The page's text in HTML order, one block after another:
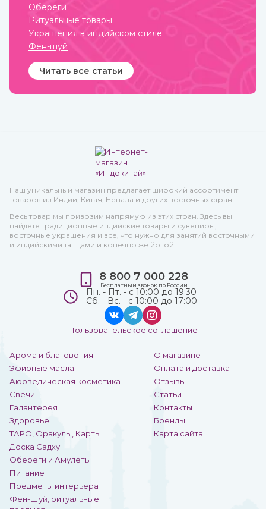
украшения вы можете в
интернет-магазине
Обереги
Ритуальные товары
Украшения в индийском стиле
Фен-шуй
Читать все статьи
Наш уникальный магазин предлагает широкий ассортимент
товаров из Индии, Китая, Непала и других восточных стран.
Весь товар мы привозим напрямую из этих стран. Здесь вы
найдете традиционные индийские товары и сувениры,
восточные украшения и все, что нужно для занятий восточными
и индийскими танцами и конечно же йогой.
Арома и благовония
Эфирные масла
Аюрведическая косметика
Свечи
Галантерея
Здоровье
ТАРО, Оракулы, Карты
Доска Садху
Обереги и Амулеты
Питание
Предметы интерьера
Фен-Шуй, ритуальные
О магазине
Оплата и доставка
Отзывы
Статьи
Контакты
Бренды
Карта сайта
8 800 7 000 228
Бесплатный звонок по России
Пн. - Пт. - с 10:00 до 19:30
Сб. - Вс. - с 10:00 до 17:00
Пользовательское соглашение